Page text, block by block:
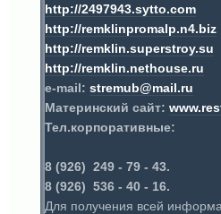
http://2497943.sytto.com
http://remklinpromalp.n4.biz
http://remklin.superstroy.su
http://remklin.nethouse.ru
e-mail: stremub@mail.ru
Материнский сайт:
Тел.корпоративные:
8 (926) 249 - 79 - 43.
8 (926) 536 - 40 - 16.
Для получения всей